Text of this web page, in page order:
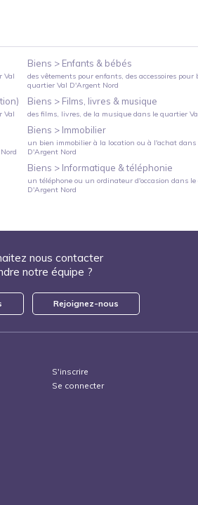
Val
Val
Biens > Enfants & bébés
des vêtements pour enfants, des accessoires pour
quartier Val D'Argent Nord
Biens > Films, livres & musique
des films, livres, de la musiquedans le quartier
Biens > Immobilier
un bien immobilier à la location ou à l'achatdans
D'Argent Nord
Biens > Informatique & téléphonie
un téléphone ou un ordinateur d'occasion dans
D'Argent Nord
nous contacter
notre équipe ?
Rejoignez-nous
S'inscrire
Se connecter